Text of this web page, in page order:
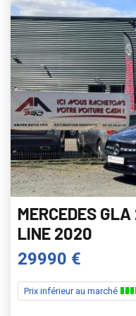
MERCEDES
LINE 2020
29990 €
Prix inférieur au marché